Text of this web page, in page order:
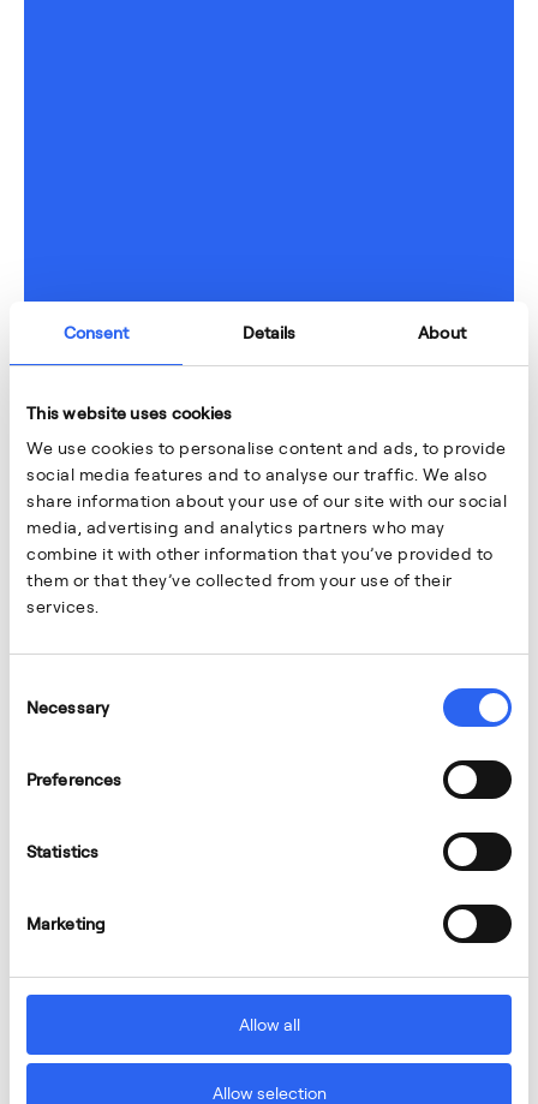
Consent Details About
This website uses cookies
We use cookies to personalise content and ads, to provide
social media features and to analyse our traffic. We also
share information about your use of our site with our social
media, advertising and analytics partners who may
combine it with other information that you’ve provided to
them or that they’ve collected from your use of their
services.
Selection
Necessary
Preferences
Statistics
Marketing
Allow all
Allow selection